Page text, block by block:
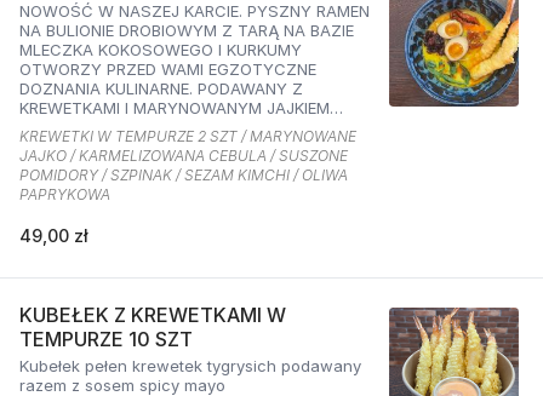
NOWOŚĆ W NASZEJ KARCIE. PYSZNY RAMEN
NA BULIONIE DROBIOWYM Z TARĄ NA BAZIE
MLECZKA KOKOSOWEGO I KURKUMY
OTWORZY PRZED WAMI EGZOTYCZNE
DOZNANIA KULINARNE. PODAWANY Z
KREWETKAMI I MARYNOWANYM JAJKIEM
ORAZ KARMELIZOWANĄ CEBULKĄ,
SZPINAKIEM, SUSZONYMI POMIDORAMI ORAZ
SEZAMEM O SMAKU KIMCHI I OLIWĄ
PAPRYKOWĄ
KREWETKI W TEMPURZE 2 SZT / MARYNOWANE
JAJKO / KARMELIZOWANA CEBULA / SUSZONE
POMIDORY / SZPINAK / SEZAM KIMCHI / OLIWA
PAPRYKOWA
49,00 zł
KUBEŁEK Z KREWETKAMI W
TEMPURZE 10 SZT
Kubełek pełen krewetek tygrysich podawany
razem z sosem spicy mayo